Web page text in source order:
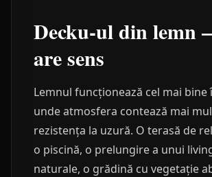
Decku-ul din lemn
are sens
Lemnul funcționează cel mai bine
unde atmosfera contează mai
rezistența la uzură. O terasă de
o piscină, o prelungire a unui
naturale, o grădină cu vegetație